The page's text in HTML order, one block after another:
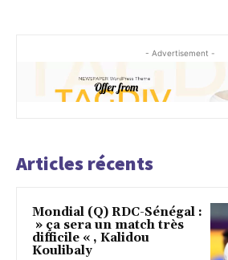
- Advertisement -
Articles récents
Mondial (Q) RDC-Sénégal :
» ça sera un match très
difficile « , Kalidou
Koulibaly